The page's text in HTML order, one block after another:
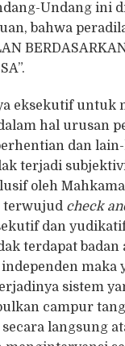
Undang ini
bahwa
eksekutif untuk
hal urusan
dan
terjadi
oleh
terwujud check
dan
terdapat
maka
sistem
campur
langsung